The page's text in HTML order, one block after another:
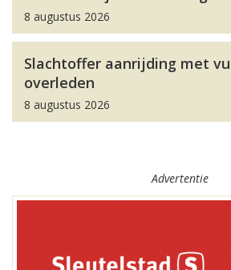
8 augustus 2026
Slachtoffer aanrijding met
overleden
8 augustus 2026
Advertentie